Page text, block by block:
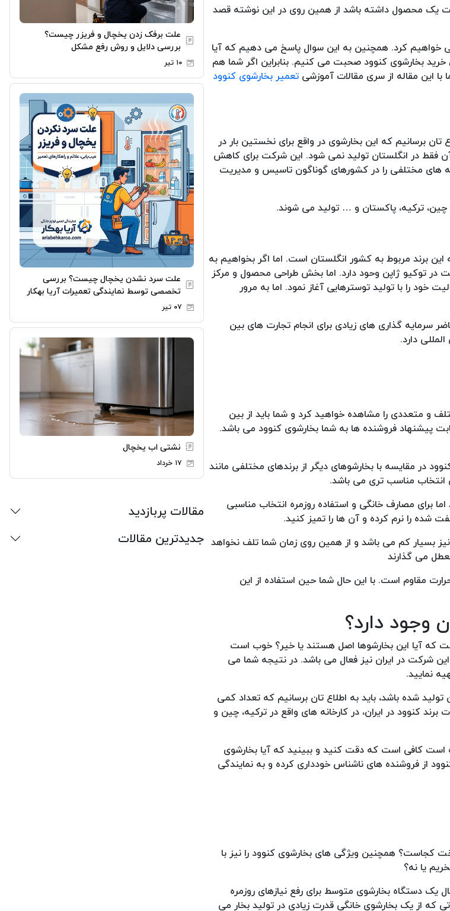
یک محصول داشته باشد از همین روی در این نوشته قصد
خواهیم کرد. همچنین به این سوال پاسخ می دهیم که آیا
خرید بخارشوی کنوود صحبت می کنیم. بنابراین اگر شما هم
این مقاله از سری مقالات آموزشی تعمیر بخارشوی کنوود
برسانیم که این بخارشوی در واقع برای نخستین بار در
فقط در انگلستان تولید نمی شود. این شرکت برای کاهش
های مختلفی را در کشورهای گوناگون تاسیس و مدیریت
چین، ترکیه، پاکستان و … تولید می شوند.
برند مربوط به کشور انگلستان است. اما اگر بخواهیم به
در توکیو ژاپن وحود دارد. اما بخش طراحی محصول و مرکز
شرکت در واقع در سال ۱۹۴۶ تاسیس شد و فعالیت خود را با تولید توسترهایی آغاز نمود. اما به مرور
حاضر سرمایه گذاری های زیادی برای انجام تجارت های بین
و متعددی را مشاهده خواهید کرد و شما باید از بین
پیشنهاد فروشنده ها به شما بخارشوی کنوود می باشد.
در مقایسه با بخارشوهای دیگر از برندهای مختلفی مانند
انتخاب مناسب تری می باشد.
برای مصارف خانگی و استفاده روزمره انتخاب مناسبی
را نرم کرده و آن ها را تمیز کنید.
بسیار کم می باشد و از همین روی زمان شما تلف نخواهد
می گذارند
مقاوم است. با این حال شما حین استفاده از این
وجود دارد؟
که آیا این بخارشوها اصل هستند یا خیر؟ خوب است
های این شرکت در ایران نیز فعال می باشد. در نتیجه شما می
نمایید.
شده باشد، باید به اطلاع تان برسانیم که تعداد کمی
کنوود در ایران، در کارخانه های واقع در ترکیه، چین و
کافی است که دقت کنید و ببینید که آیا بخارشوی
از فروشنده های ناشناس خودداری کرده و به نمایندگی
همچنین ویژگی های بخارشوی کنوود را نیز با
یا نه؟
یک دستگاه بخارشوی متوسط برای رفع نیازهای روزمره
که از یک بخارشوی خانگی قدرت زیادی در تولید بخار می
علت برفک زدن یخچال و فریزر چیست؟
بررسی دلایل و روش رفع مشکل
۱۰ تیر
علت سرد نشدن یخچال چیست؟ بررسی
تخصصی توسط نمایندگی تعمیرات آریا بهکار
۰۷ تیر
نشتی اب یخچال
۱۷ خرداد
مقالات پربازدید
جدیدترین مقالات